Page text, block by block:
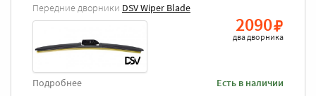
Передние дворники DSV Wiper Blade
2090
два дворника
Есть в наличии
Подробнее